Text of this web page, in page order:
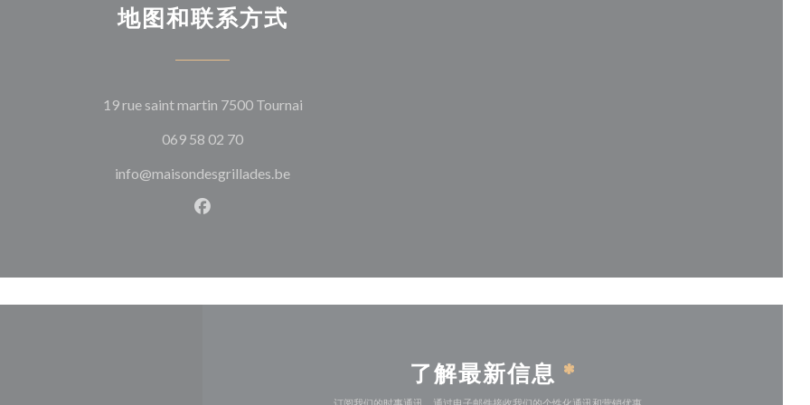
地图和联系方式
19 rue saint martin 7500 Tournai((在新窗口中打开))
069 58 02 70
info@maisondesgrillades.be
Facebook ((在新窗口中打开))
了解最新信息 *